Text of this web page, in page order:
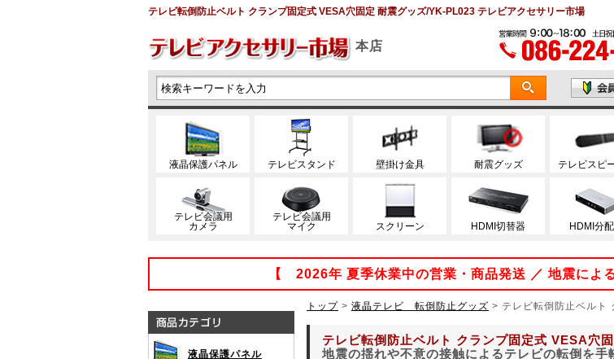
テレビ転倒防止ベルト クランプ固定式 VESA穴固定 耐震グッズ/YK-PL023 テレビアクセサリー市場
本店
液晶保護パネル テレビスタンド 壁掛け金具 耐震グッズ テレビスピ
テレビ会議用
カメラ
テレビ会議用
マイク
スクリーン HDMI切替器 HDMI分
【 2026年 夏季休業中の営業・商品発送 ／ 地震によ
液晶保護パネル
トップ > 液晶テレビ 転倒防止グッズ > テレビ転倒防止ベルト
テレビ転倒防止ベルト クランプ固定式 VESA穴
地震の揺れや不意の接触によるテレビの転倒を